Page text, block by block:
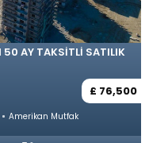
50 AY TAKSITLI SATILIK
£ 76,500
Amerikan Mutfak